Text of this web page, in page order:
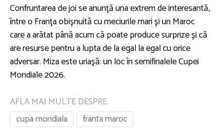
Confruntarea de joi se anunţă una extrem de interesantă,
între o Franţa obişnuită cu meciurile mari şi un Maroc
care a arătat până acum că poate produce surprize şi că
are resurse pentru a lupta de la egal la egal cu orice
adversar. Miza este uriaşă: un loc în semifinalele Cupei
Mondiale 2026.
AFLA MAI MULTE DESPRE
cupa mondiala
franta maroc